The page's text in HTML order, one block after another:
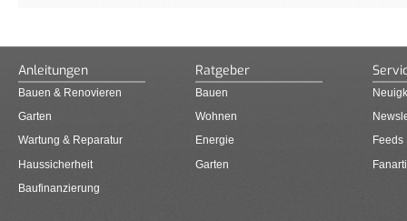
Anleitungen
Bauen & Renovieren
Garten
Wartung & Reparatur
Haussicherheit
Baufinanzierung
Ratgeber
Bauen
Wohnen
Energie
Garten
Feeds